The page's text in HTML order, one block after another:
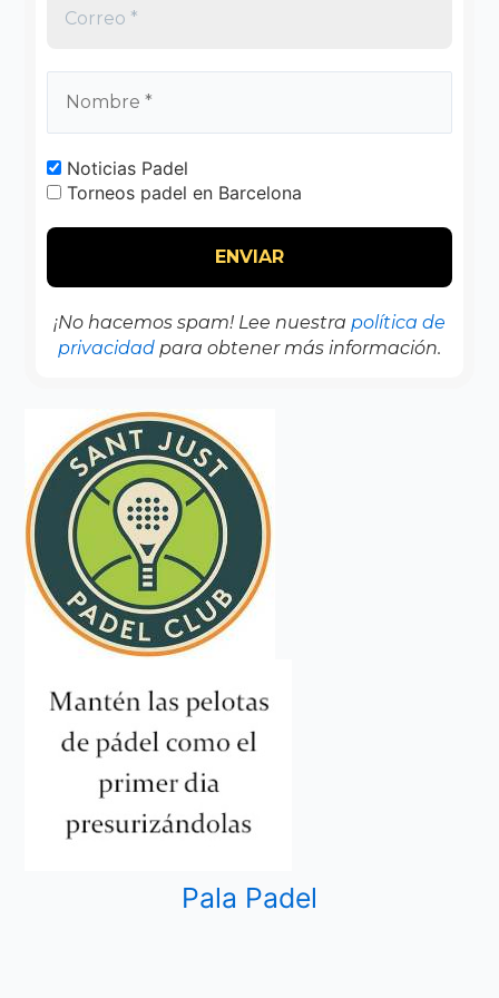
Noticias Padel
Torneos padel en Barcelona
¡No hacemos spam! Lee nuestra política de
privacidad para obtener más información.
Pala Padel